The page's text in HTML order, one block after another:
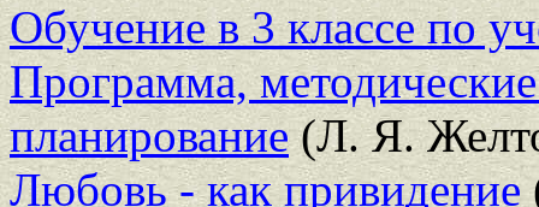
Обучение в 3 классе по
Программа,
планирование(Л. Я.
Любовь - как привидение